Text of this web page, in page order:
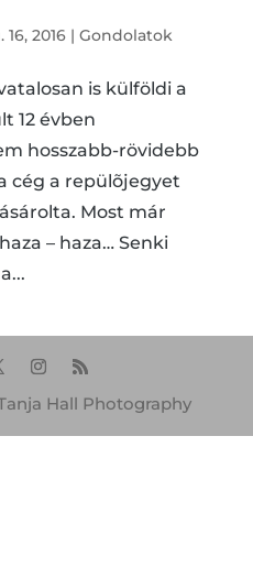
16, 2016| Gondolatok
is külföldi a
12 évben
hosszabb-rövidebb
cég a repülõjegyet
Most már
– haza… Senki
Hall Photography